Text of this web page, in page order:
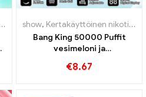
,
show, Kertakäyttöinen nikotiinia sisältävä sähkötupakka
Bang King 50000 Puffit
vesimeloni ja
erittäin pitkä käyttöikä
€8.67